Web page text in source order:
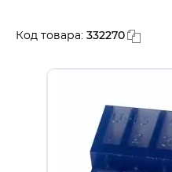
Код товара: 332270